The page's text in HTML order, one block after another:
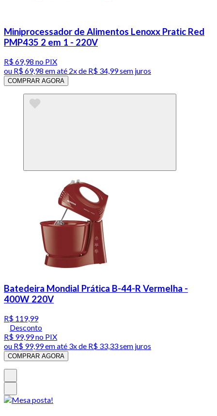
Miniprocessador de Alimentos Lenoxx Pratic Red
PMP435 2 em 1 - 220V
R$ 69,98 no PIX
ou R$ 69,98 em até 2x de R$ 34,99 sem juros
COMPRAR AGORA
Batedeira Mondial Prática B-44-R Vermelha -
400W 220V
R$ 119,99
Desconto
R$ 99,99no PIX
ou R$ 99,99em até 3x de R$ 33,33 sem juros
COMPRAR AGORA